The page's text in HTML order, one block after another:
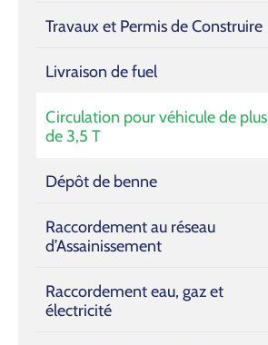
Travaux et Permis de Construire
Livraison de fuel
Circulation pour véhicule de plus
de 3,5 T
Dépôt de benne
Raccordement au réseau
d’Assainissement
Raccordement eau, gaz et
électricité